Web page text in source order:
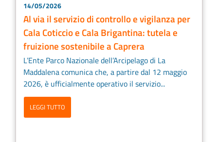
14/05/2026
Al via il servizio di controllo e vigilanza per
Cala Coticcio e Cala Brigantina: tutela e
fruizione sostenibile a Caprera
L’Ente Parco Nazionale dell’Arcipelago di La
Maddalena comunica che, a partire dal 12 maggio
2026, è ufficialmente operativo il servizio...
LEGGI TUTTO